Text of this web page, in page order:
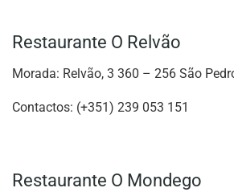
Restaurante O Relvão
Morada: Relvão, 3 360 – 256 São
Contactos: (+351) 239 053 151
Restaurante O Mondego